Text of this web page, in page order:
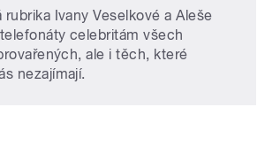
Ivany Veselkové a Aleše
celebritám všech
ale i těch, které
nezajímají.